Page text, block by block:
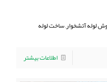
لوله آتشخوار, ساخت لوله
اطلاعات بیشتر